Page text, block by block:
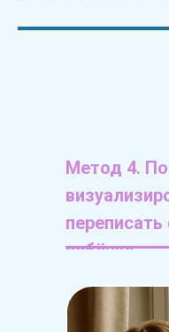
Метод 4.
ребёнка